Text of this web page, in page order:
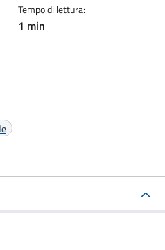
Tempo di lettura:
1 min